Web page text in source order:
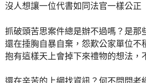
沒人想讓一位代書如同法官一樣公正
抓破頭苦思案件總是辦不過嗎？是那
還在捶胸自暴自棄，怨歎公家單位不
抱有這樣天上會掉下來禮物的想法，